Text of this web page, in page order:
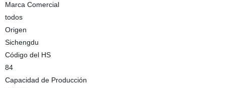
Marca Comercial
todos
Origen
Sichengdu
Código del HS
84
Capacidad de Producción